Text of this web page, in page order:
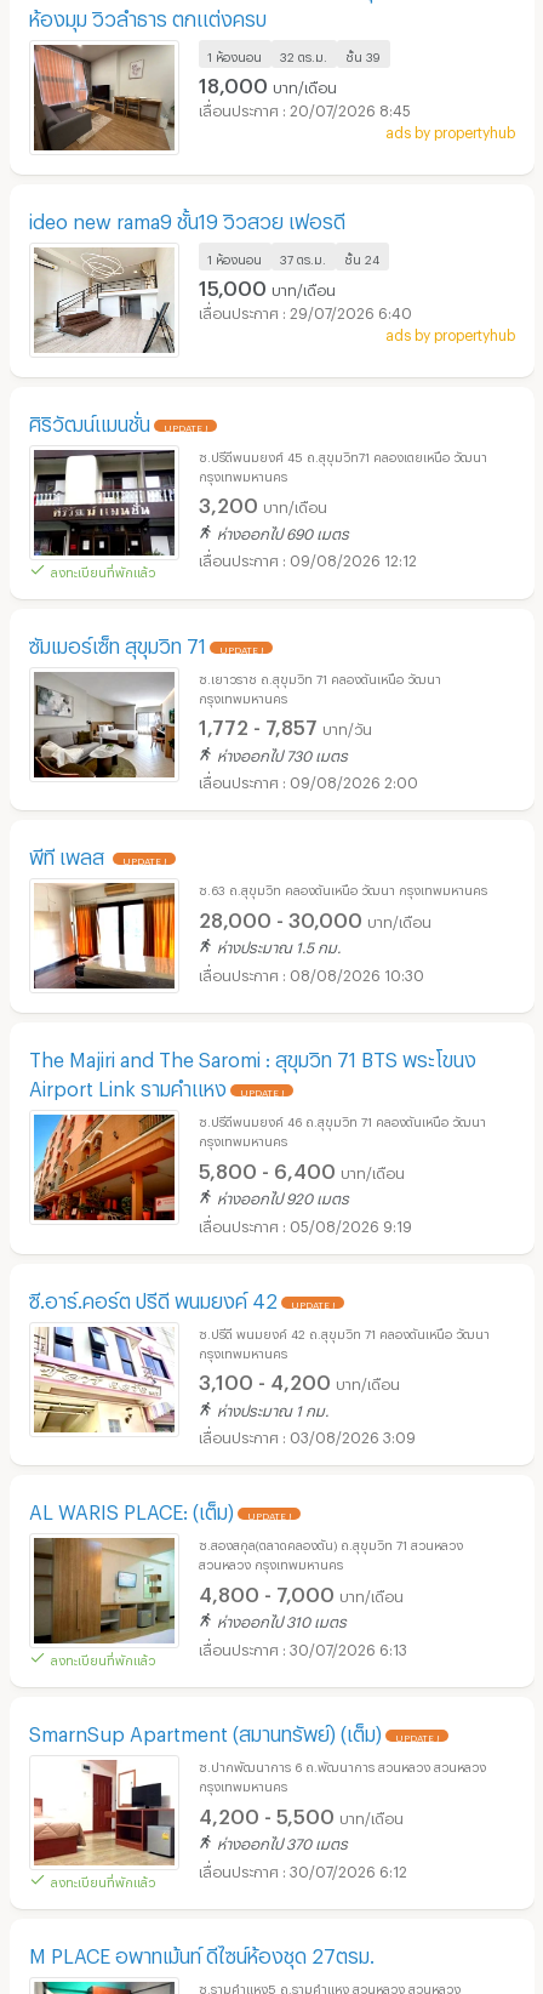
ห้องมุม วิวลำธาร ตกแต่งครบ
1 ห้องนอน 32 ตร.ม. ชั้น 39
18,000 บาท/เดือน
20/07/2026 8:45
ads by propertyhub
ideo new rama9 ชั้น19 วิวสวย เฟอรดี
1 ห้องนอน 37 ตร.ม. ชั้น 24
15,000 บาท/เดือน
29/07/2026 6:40
ads by propertyhub
ศิริวัฒน์แมนชั่น UPDATE !
ลงทะเบียนที่พักแล้ว
ซ.ปรีดีพนมยงศ์ 45 ถ.สุขุมวิท71 คลองเตยเหนือ วัฒนา
กรุงเทพมหานคร
3,200 บาท/เดือน
ห่างออกไป 690 เมตร
09/08/2026 12:12
ซัมเมอร์เซ็ท สุขุมวิท 71 UPDATE !
ซ.เยาวราช ถ.สุขุมวิท 71 คลองตันเหนือ วัฒนา
กรุงเทพมหานคร
1,772 - 7,857 บาท/วัน
ห่างออกไป 730 เมตร
09/08/2026 2:00
พีที เพลส UPDATE !
ซ.63 ถ.สุขุมวิท คลองตันเหนือ วัฒนา กรุงเทพมหานคร
28,000 - 30,000 บาท/เดือน
ห่างประมาณ 1.5 กม.
08/08/2026 10:30
The Majiri and The Saromi : สุขุมวิท 71 BTS พระโขนง
Airport Link รามคำแหง
UPDATE !
ซ.ปรีดีพนมยงค์ 46 ถ.สุขุมวิท 71 คลองตันเหนือ วัฒนา
กรุงเทพมหานคร
5,800 - 6,400 บาท/เดือน
ห่างออกไป 920 เมตร
05/08/2026 9:19
ซี.อาร์.คอร์ต ปรีดี พนมยงค์ 42 UPDATE !
ซ.ปรีดี พนมยงค์ 42 ถ.สุขุมวิท 71 คลองตันเหนือ วัฒนา
กรุงเทพมหานคร
3,100 - 4,200 บาท/เดือน
ห่างประมาณ 1 กม.
03/08/2026 3:09
AL WARIS PLACE: (เต็ม) UPDATE !
ลงทะเบียนที่พักแล้ว
ซ.สองสกุล(ตลาดคลองตัน) ถ.สุขุมวิท 71 สวนหลวง
สวนหลวง กรุงเทพมหานคร
4,800 - 7,000 บาท/เดือน
ห่างออกไป 310 เมตร
30/07/2026 6:13
SmarnSup Apartment (สมานทรัพย์) (เต็ม) UPDATE !
ลงทะเบียนที่พักแล้ว
ซ.ปากพัฒนาการ 6 ถ.พัฒนาการ สวนหลวง สวนหลวง
กรุงเทพมหานคร
4,200 - 5,500 บาท/เดือน
ห่างออกไป 370 เมตร
30/07/2026 6:12
M PLACE อพาทเม้นท์ ดีไซน์ห้องชุด 27ตรม.
ซ.รามคำแหง5 ถ.รามคำแหง สวนหลวง สวนหลวง